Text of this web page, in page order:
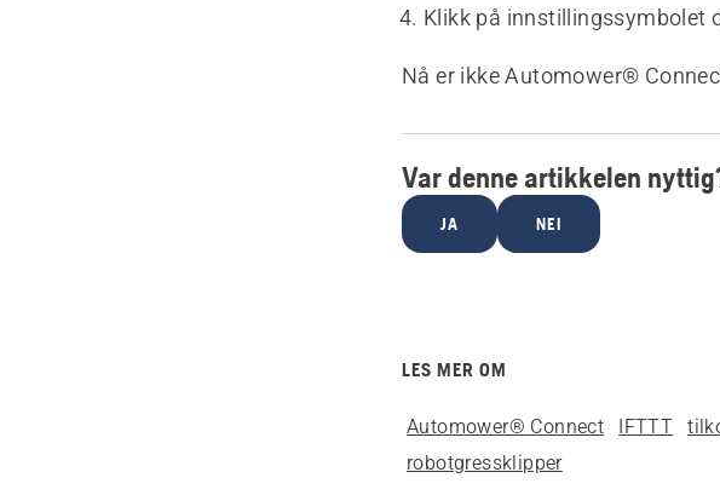
Klikk på innstillingssymbolet
Nå er ikke Automower®
Var denne artikkelen
JA NEI
LES MER OM
Automower® Connect IFTTT
robotgressklipper